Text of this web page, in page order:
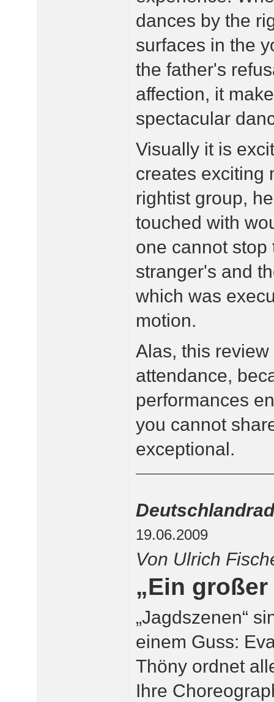
dances by the
surfaces in the
the father's
affection, it
spectacular
Visually it is
creates exciting
rightist group,
touched with
one cannot
stranger's and
which was
motion.
Alas, this
attendance,
performances
you cannot
exceptional.
19.06.2009
Von Ulrich
„Ein großer
„Jagdszenen“
einem Guss:
Thöny ordnet
Ihre